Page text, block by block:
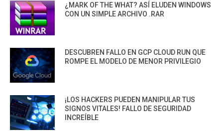
¿MARK OF THE WHAT? ASÍ ELUDEN WINDOWS
CON UN SIMPLE ARCHIVO .RAR
DESCUBREN FALLO EN GCP CLOUD RUN QUE
ROMPE EL MODELO DE MENOR PRIVILEGIO
¡LOS HACKERS PUEDEN MANIPULAR TUS
SIGNOS VITALES! FALLO DE SEGURIDAD
INCREÍBLE